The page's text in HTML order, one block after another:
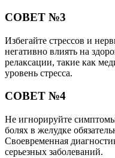
СОВЕТ №3
Избегайте стрессов и
негативно влиять на
релаксации, такие как
уровень стресса.
СОВЕТ №4
Не игнорируйте
болях в желудке
Своевременная
серьезных заболеваний.